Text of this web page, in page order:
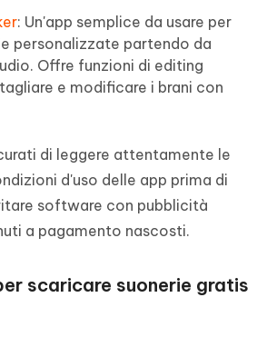
: Un'app semplice da usare per
personalizzate partendo da
Offre funzioni di editing
e modificare i brani con
di leggere attentamente le
d'uso delle app prima di
software con pubblicità
a pagamento nascosti.
scaricare suonerie gratis